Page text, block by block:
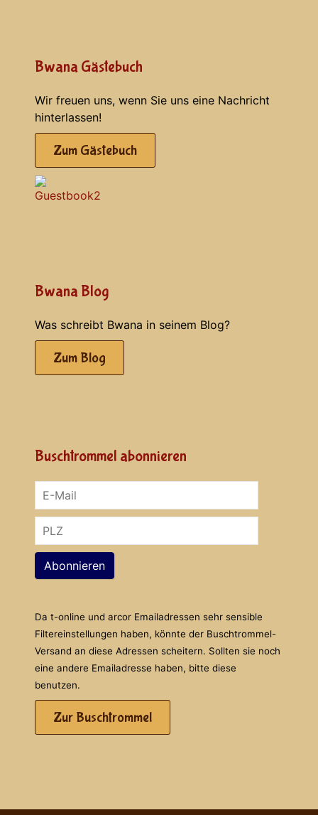
Bwana Gästebuch
Wir freuen uns, wenn Sie uns eine Nachricht
hinterlassen!
Zum Gästebuch
Bwana Blog
Was schreibt Bwana in seinem Blog?
Zum Blog
Buschtrommel abonnieren
Abonnieren
Da t-online und arcor Emailadressen sehr sensible
Filtereinstellungen haben, könnte der Buschtrommel-
Versand an diese Adressen scheitern. Sollten sie noch
eine andere Emailadresse haben, bitte diese
benutzen.
Zur Buschtrommel